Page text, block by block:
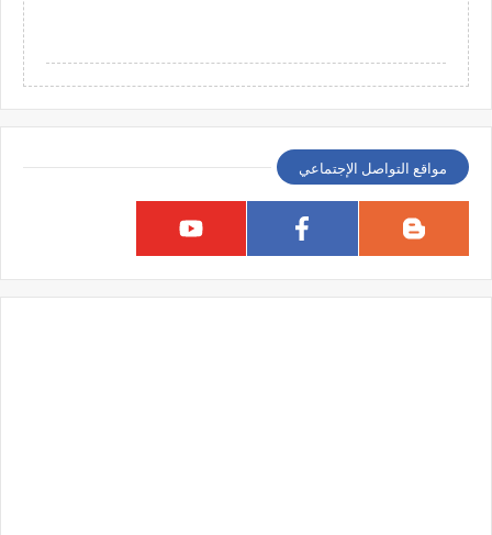
مواقع التواصل الإجتماعي